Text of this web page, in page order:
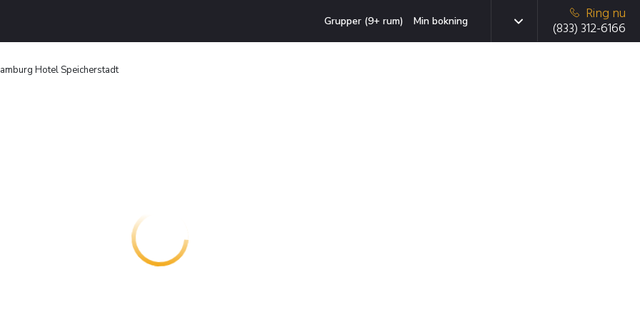
Grupper (9+ rum) Min bokning
Ring nu
(833) 312-6166
Hotel Speicherstadt